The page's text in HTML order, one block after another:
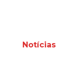
Notícias